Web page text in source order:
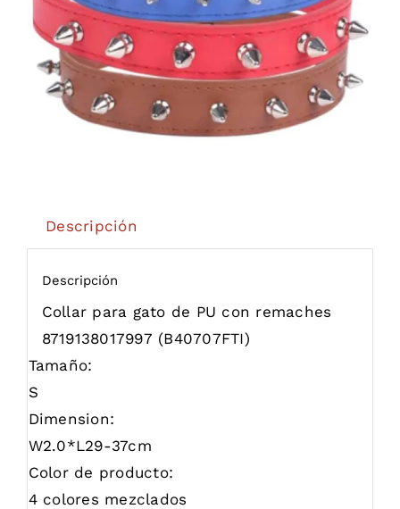
Contacto
Descripción
Descripción
Collar para gato de PU con remaches
8719138017997 (B40707FTI)
Tamaño:
S
Dimension:
W2.0*L29-37cm
Color de producto:
4 colores mezclados